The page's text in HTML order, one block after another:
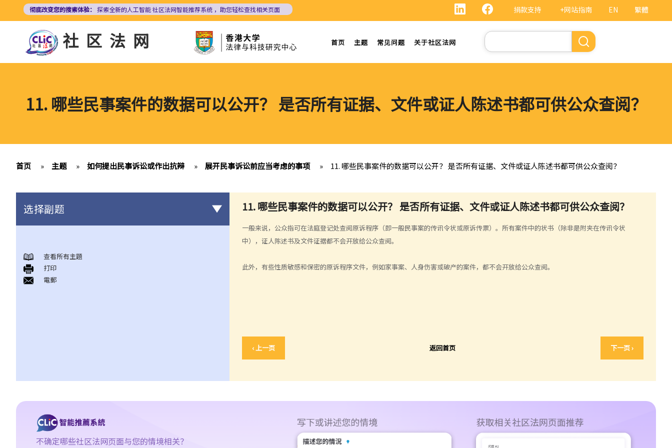
内
EN 繁體
捐款支持 +网站指南
彻底改变您的搜索体验： 探索全新的人工智能社区法网智能推荐系统 ，助您轻松查找相关页面
社区法网 首页 主题 常见问题 关于社区法网
搜
索
11. 哪些民事案件的数据可以公开？ 是否所有证据、文件或证人陈述书都可供公众查阅？
首页 » 主题 » 如何提出民事诉讼或作出抗辩 » 展开民事诉讼前应当考虑的事项 » 11. 哪些民事案件的数据可以公开？ 是否所有证据、文件或证人陈述书都可供公众查阅？
11. 哪些民事案件的数据可以公开？ 是否所有证据、文件或证人陈述书都可供公众查阅？
一般来说，公众指可在法庭登记处查阅原诉程序（即一般民事案的传讯令状或原诉传票）。所有案件中的状书（除非是附夹在传讯令状
中），证人陈述书及文件证据都不会开放给公众查阅。
此外，有些性质敏感和保密的原诉程序文件，例如家事案、人身伤害或破产的案件，都不会开放给公众查阅。
‹ 上一页 返回首页 下一页 ›
选择副题
展开民事诉讼前应当考虑的事项
1. 我可以不提出诉讼而解决纠纷吗？
2. 我是否有充分的法律理据去展开民事诉讼？对方又可否在同一案
用，我的律师费用也不能全额报销？
6. 我有时间应付诉讼吗？
7. 展开民事诉讼是否有期限？
查看所有主題
打印
電郵
不确定哪些社区法网页面与您的情境相关？